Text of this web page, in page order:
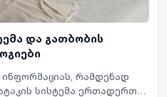
და გათბობის
რამდენად
სისტემა ერთადერთი